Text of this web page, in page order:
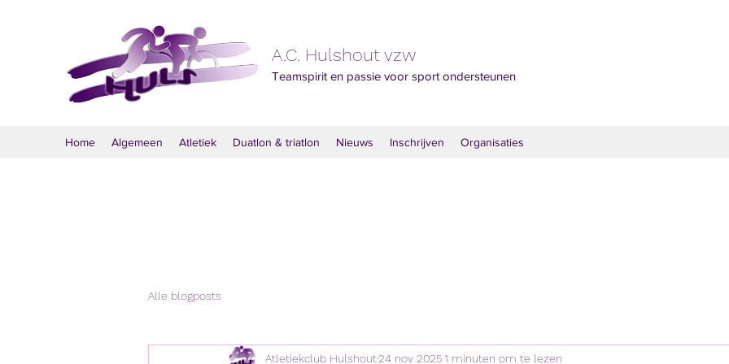
A.C. Hulshout vzw
Teamspirit en passie voor sport ondersteunen
Home Algemeen Atletiek Duatlon & triatlon Nieuws Inschrijven Organisaties
Alle blogposts
Atletiekclub Hulshout24 nov 20251 minuten om te lezen